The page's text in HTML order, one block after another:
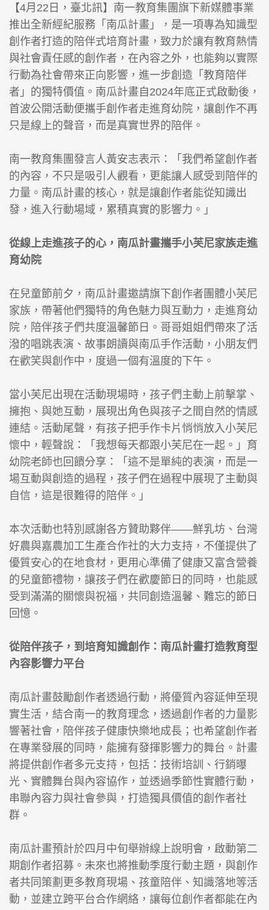
【4月22日，臺北訊】南一教育集團旗下新媒體事業
推出全新經紀服務「南瓜計畫」，是一項專為知識型
創作者打造的陪伴式培育計畫，致力於讓有教育熱情
與社會責任感的創作者，在內容之外，也能夠以實際
行動為社會帶來正向影響，進一步創造「教育陪伴
者」的獨特價值。南瓜計畫自2024年底正式啟動後，
首波公開活動便攜手創作者走進育幼院，讓創作不再
只是線上的聲音，而是真實世界的陪伴。
南一教育集團發言人黃安志表示：「我們希望創作者
的內容，不只是吸引人觀看，更能讓人感受到陪伴的
力量。南瓜計畫的核心，就是讓創作者能從知識出
發，進入行動場域，累積真實的影響力。」
從線上走進孩子的心，南瓜計畫攜手小芙尼家族走進
育幼院
在兒童節前夕，南瓜計畫邀請旗下創作者團體小芙尼
家族，帶著他們獨特的角色魅力與互動力，走進育幼
院，陪伴孩子們共度溫馨節日。哥哥姐姐們帶來了活
潑的唱跳表演、故事朗讀與南瓜手作活動，小朋友們
在歡笑與創作中，度過一個有溫度的下午。
當小芙尼出現在活動現場時，孩子們主動上前擊掌、
擁抱、與她互動，展現出角色與孩子之間自然的情感
連結。活動尾聲，有孩子把手作卡片悄悄放入小芙尼
懷中，輕聲說：「我想每天都跟小芙尼在一起。」育
幼院老師也回饋分享：「這不是單純的表演，而是一
場互動與創造的過程，孩子們在過程中展現了主動與
自信，這是很難得的陪伴。」
本次活動也特別感謝各方贊助夥伴——鮮乳坊、台灣
好農與嘉農加工生產合作社的大力支持，不僅提供了
優質安心的在地食材，更用心準備了健康又富含營養
的兒童節禮物，讓孩子們在歡慶節日的同時，也能感
受到滿滿的關懷與祝福，共同創造溫馨、難忘的節日
回憶。
從陪伴孩子，到培育知識創作：南瓜計畫打造教育型
內容影響力平台
南瓜計畫鼓勵創作者透過行動，將優質內容延伸至現
實生活，結合南一的教育理念，透過創作者的力量影
響著社會，陪伴孩子健康快樂地成長；也希望創作者
在專業發展的同時，能擁有發揮影響力的舞台。計畫
將提供創作者多元支持，包括：技術培訓、行銷曝
光、實體舞台與內容協作，並透過季節性實體行動，
串聯內容力與社會參與，打造獨具價值的創作者社
群。
南瓜計畫預計於四月中旬舉辦線上說明會，啟動第二
期創作者招募。未來也將推動季度行動主題，與創作
者共同策劃更多教育現場、孩童陪伴、知識落地等活
動，並建立跨平台合作網絡，讓每位創作者都能在內